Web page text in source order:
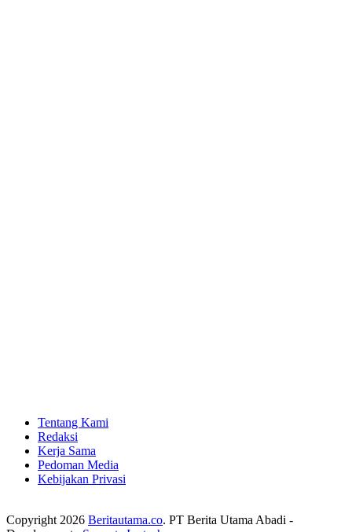
Tentang Kami
Redaksi
Kerja Sama
Pedoman Media
Kebijakan Privasi
Copyright 2026 Beritautama.co. PT Berita Utama Abadi -